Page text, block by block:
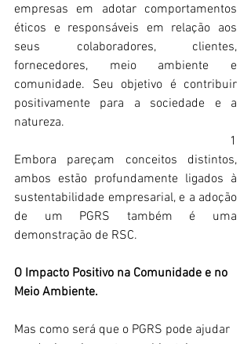
empresas em adotar comportamentos
éticos e responsáveis em relação aos
seus colaboradores, clientes,
fornecedores, meio ambiente e
comunidade. Seu objetivo é contribuir
positivamente para a sociedade e a
natureza.
1
Embora pareçam conceitos distintos,
ambos estão profundamente ligados à
sustentabilidade empresarial, e a adoção
de um PGRS também é uma
demonstração de RSC.
O Impacto Positivo na Comunidade e no
Meio Ambiente.
Mas como será que o PGRS pode ajudar